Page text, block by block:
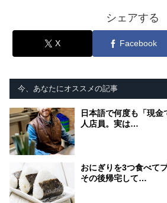
シェアする
X Facebook
今、あなたにオススメの記事
日本語で何度も「現
人店員。実は…
おにぎりを3つ食べて
その後帰宅して…